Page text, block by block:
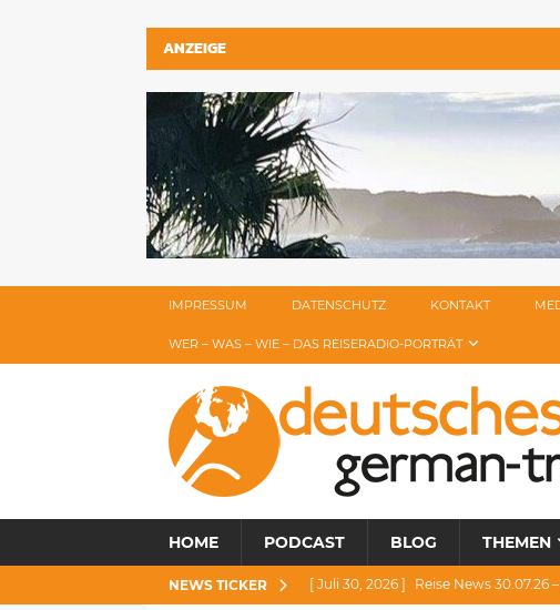
ANZEIGE
IMPRESSUM DATENSCHUTZ KONTAKT
WER – WAS – WIE – DAS REISERADIO-PORTRÄT
HOME PODCAST BLOG THEMEN
NEWS TICKER [ Juli 30, 2026 ] Reise News 30.07.26